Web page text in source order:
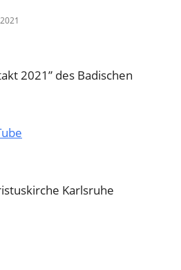
2021” des Badischen
Karlsruhe